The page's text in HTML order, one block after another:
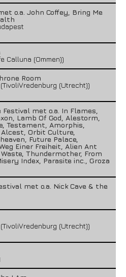
o.a. John Coffey, Bring Me
Calluna (Ommen))
Room
(Utrecht))
met o.a. In Flames,
Lamb Of God, Alestorm,
Testament, Amorphis,
Orbit Culture,
Future Palace,
Einer Freiheit, Alien Ant
Thundermother, From
Index, Parasite inc., Groza
met o.a. Nick Cave & the
(Utrecht))